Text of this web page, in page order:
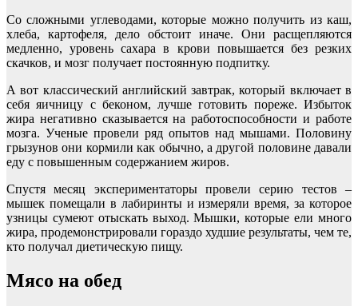
Со сложными углеводами, которые можно получить из каш,
хлеба, картофеля, дело обстоит иначе. Они расщепляются
медленно, уровень сахара в крови повышается без резких
скачков, и мозг получает постоянную подпитку.
А вот классический английский завтрак, который включает в
себя яичницу с беконом, лучше готовить пореже. Избыток
жира негативно сказывается на работоспособности и работе
мозга. Ученые провели ряд опытов над мышами. Половину
грызунов они кормили как обычно, а другой половине давали
еду с повышенным содержанием жиров.
Спустя месяц экспериментаторы провели серию тестов –
мышек помещали в лабиринты и измеряли время, за которое
узницы сумеют отыскать выход. Мышки, которые ели много
жира, продемонстрировали гораздо худшие результаты, чем те,
кто получал диетическую пищу.
Мясо на обед